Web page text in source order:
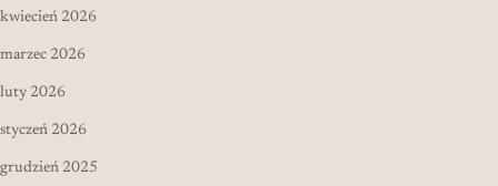
kwiecień 2026
marzec 2026
luty 2026
styczeń 2026
grudzień 2025